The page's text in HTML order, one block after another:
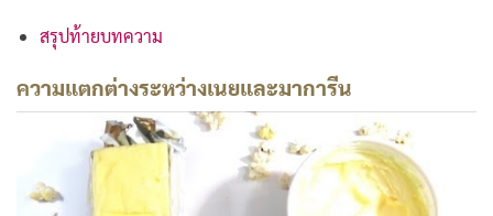
สรุปท้ายบทความ
ความแตกต่างระหว่างเนยและมาการีน